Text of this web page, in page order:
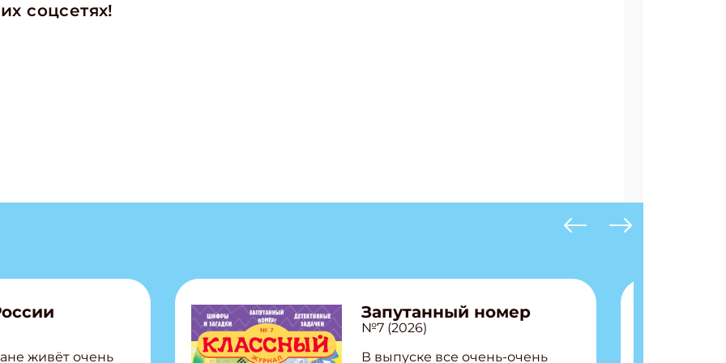
соцсетях!
живёт очень
Запутанный номер
№7 (2026)
В выпуске все очень-очень